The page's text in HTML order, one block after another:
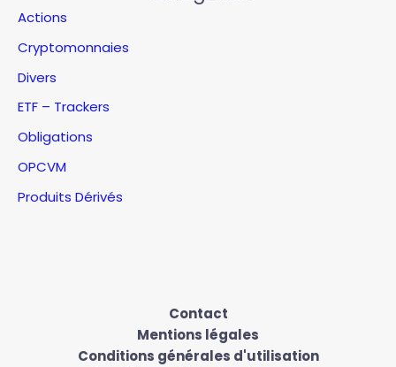
Actions
Cryptomonnaies
Divers
ETF – Trackers
Obligations
OPCVM
Produits Dérivés
Contact
Mentions légales
Conditions générales d'utilisation